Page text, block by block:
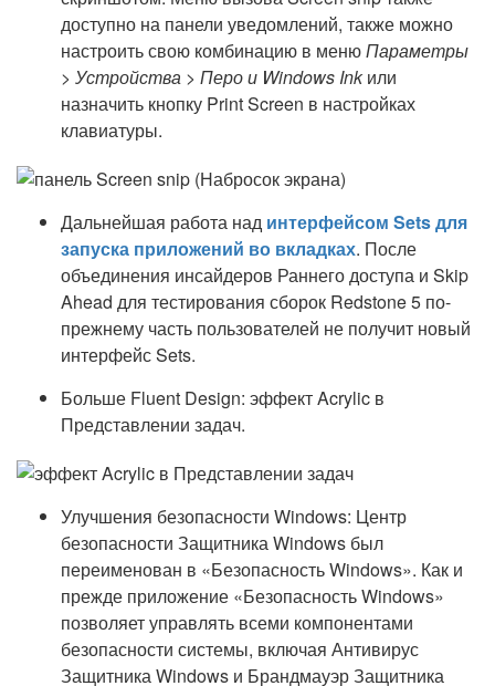
доступно на панели уведомлений, также можно
настроить свою комбинацию в менюПараметры
> Устройства > Перо и Windows Inkили
назначить кнопку Print Screen в настройках
клавиатуры.
Дальнейшая работа над интерфейсом Sets для
запуска приложений во вкладках. После
объединения инсайдеров Раннего доступа и Skip
Ahead для тестирования сборок Redstone 5 по-
прежнему часть пользователей не получит новый
интерфейс Sets.
Больше Fluent Design: эффект Acrylic в
Представлении задач.
Улучшения безопасности Windows: Центр
безопасности Защитника Windows был
переименован в «Безопасность Windows». Как и
прежде приложение «Безопасность Windows»
позволяет управлять всеми компонентами
безопасности системы, включая Антивирус
Защитника Windows и Брандмауэр Защитника